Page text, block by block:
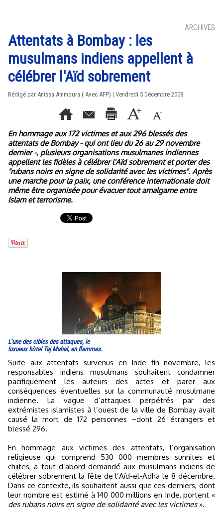
ARCHIVES
Attentats à Bombay : les
musulmans indiens appellent à
célébrer l'Aïd sobrement
Rédigé par Anissa Ammoura ( Avec AFP) | Vendredi 5 Décembre 2008
En hommage aux 172 victimes et aux 296 blessés des
attentats de Bombay - qui ont lieu du 26 au 29 novembre
dernier -, plusieurs organisations musulmanes indiennes
appellent les fidèles à célébrer l'Aïd sobrement et porter des
"rubans noirs en signe de solidarité avec les victimes". Après
une marche pour la paix, une conférence internationale doit
même être organisée pour évacuer tout amalgame entre
Islam et terrorisme.
L'une des cibles des attaques, le
luxueux hôtel Taj Mahal, en flammes.
Suite aux attentats survenus en Inde fin novembre, les
responsables indiens musulmans souhaitent condamner
pacifiquement les auteurs des actes et parer aux
conséquences éventuelles sur la communauté musulmane
indienne. La vague d’attaques perpétrés par des
extrémistes islamistes à l’ouest de la ville de Bombay avait
causé la mort de 172 personnes –dont 26 étrangers et
blessé 296.
En hommage aux victimes des attentats, l’organisation
religieuse qui comprend 530 000 membres sunnites et
chiites, a tout d’abord demandé aux musulmans indiens de
célébrer sobrement la fête de l’Aïd-el-Adha le 8 décembre.
Dans ce contexte, ils souhaitent aussi que ces derniers, dont
leur nombre est estimé à 140 000 millions en Inde, portent «
des rubans noirs en signe de solidarité avec les victimes».